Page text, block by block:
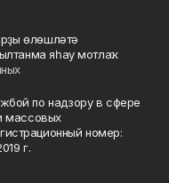
өлөшләтә
яһау мотлаҡ.
по надзору в сфере
массовых
номер:
г.